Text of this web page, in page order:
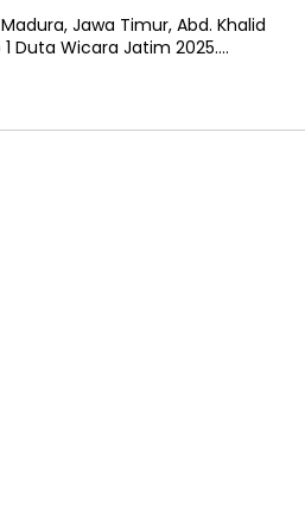
Jawa Timur, Abd. Khalid
Duta Wicara Jatim 2025….